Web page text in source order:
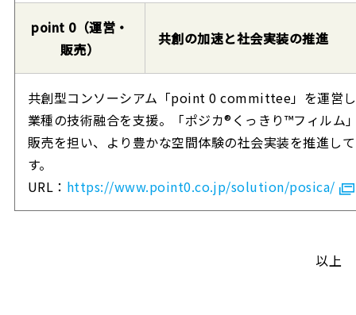
point 0（運営・
販売）
共創の加速と社会実装の推進
共創型コンソーシアム「point 0 committee」を運営
業種の技術融合を支援。「ポジカ®くっきり™フィルム
販売を担い、より豊かな空間体験の社会実装を推進し
す。
URL： https://www.point0.co.jp/solution/posica/
以上